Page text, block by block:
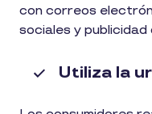
con correos
sociales y publicidad
Utiliza la